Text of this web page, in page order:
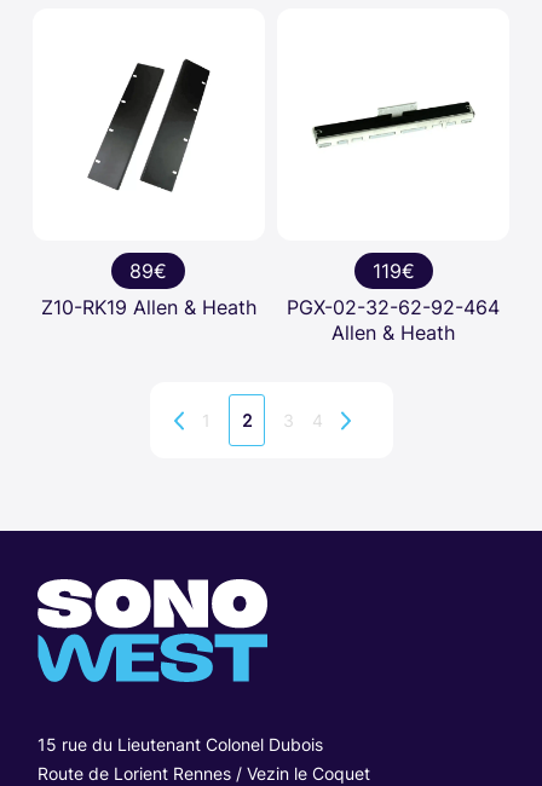
89€
Z10-RK19 Allen & Heath
119€
PGX-02-32-62-92-464
Allen & Heath
1 2 3 4
15 rue du Lieutenant Colonel Dubois
Route de Lorient Rennes / Vezin le Coquet